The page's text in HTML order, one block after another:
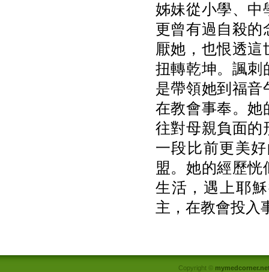
姊妹從小學、中
更曾有過自殺的
厭她，也恨透
扭轉乾坤。諷刺
是帶領她到福音
在教會事奉。她
往對母親負面的
一段比前更美
盟。她的經歷
生活，遇上耶
主，在教會投入
Copyright ©